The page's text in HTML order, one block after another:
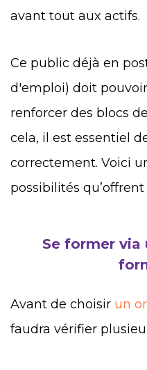
avant tout aux actifs.
Ce public déjà en
d'emploi) doit
renforcer des blocs
cela, il est essentiel
correctement. Voici
possibilités
Se former via
Avant de choisir un
faudra vérifier